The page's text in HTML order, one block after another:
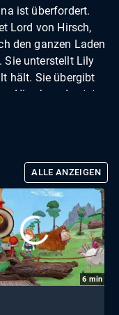
ist überfordert.
Lord von Hirsch,
den ganzen Laden
Sie unterstellt Lily
hält. Sie übergibt
Hirsch und setzt
dass es gar nicht
ALLE ANZEIGEN
6 min